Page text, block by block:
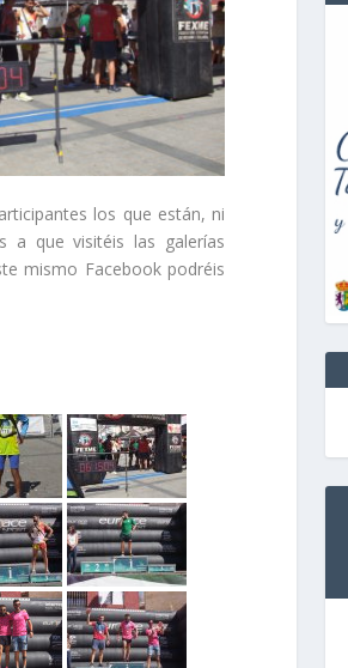
los que están, ni
que visitéis las galerías
mismo Facebook podréis